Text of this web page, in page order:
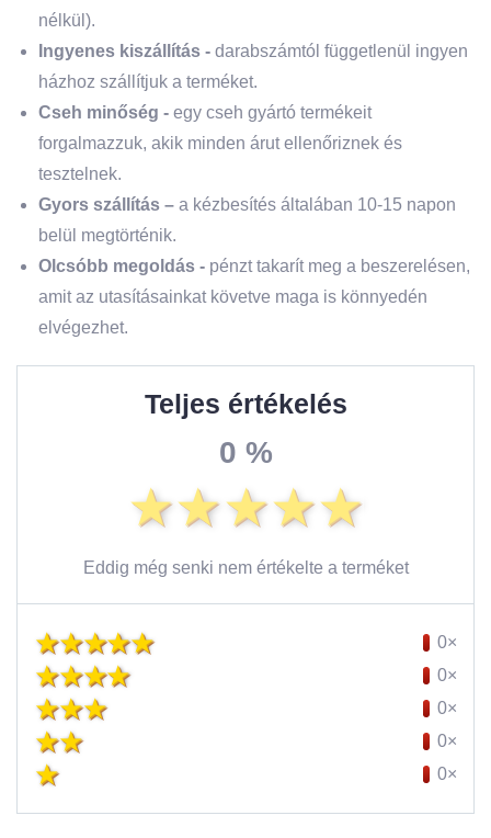
nélkül).
Ingyenes kiszállítás - darabszámtól függetlenül ingyen
házhoz szállítjuk a terméket.
Cseh minőség - egy cseh gyártó termékeit
forgalmazzuk, akik minden árut ellenőriznek és
tesztelnek.
Gyors szállítás – a kézbesítés általában 10-15 napon
belül megtörténik.
Olcsóbb megoldás - pénzt takarít meg a beszerelésen,
amit az utasításainkat követve maga is könnyedén
elvégezhet.
Teljes értékelés
0 %
Eddig még senki nem értékelte a terméket
0×
0×
0×
0×
0×